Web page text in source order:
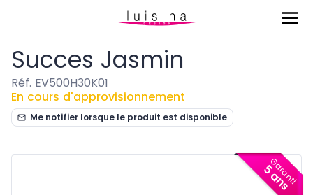
Succes Jasmin
Succes Jasmin
Réf. EV500H30K01
En cours d'approvisionnement
Me notifier lorsque le produit est disponible
Garanti
5 ans